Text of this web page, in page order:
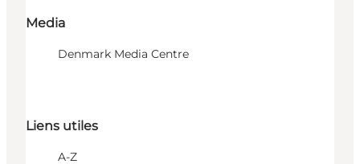
Media
Denmark Media Centre
Liens utiles
A-Z